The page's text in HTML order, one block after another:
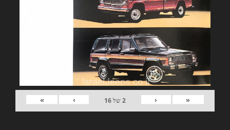
«
‹
2של16
›
»